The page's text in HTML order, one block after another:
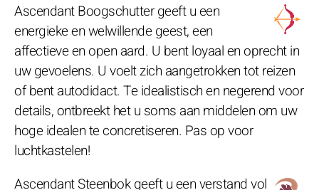
Ascendant Boogschutter geeft u een
energieke en welwillende geest, een
affectieve en open aard. U bent loyaal en oprecht in
uw gevoelens. U voelt zich aangetrokken tot reizen
of bent autodidact. Te idealistisch en negerend voor
details, ontbreekt het u soms aan middelen om uw
hoge idealen te concretiseren. Pas op voor
luchtkastelen!
Ascendant Steenbok geeft u een verstand vol